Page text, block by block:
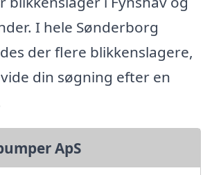
I hele Sønderborg
der flere blikkenslagere,
din søgning efter en
ApS